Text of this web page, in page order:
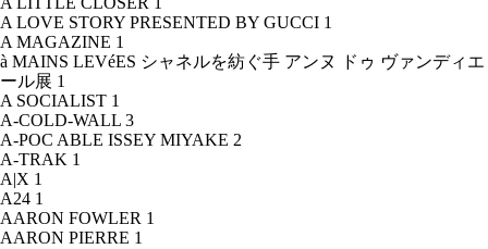
A LOVE STORY PRESENTED BY GUCCI 1
A MAGAZINE 1
à MAINS LEVéES シャネルを紡ぐ手 アンヌ ドゥ ヴァンディエ
ール展 1
A SOCIALIST 1
A-COLD-WALL 3
A-POC ABLE ISSEY MIYAKE 2
A-TRAK 1
A|X 1
A24 1
AARON FOWLER 1
AARON PIERRE 1